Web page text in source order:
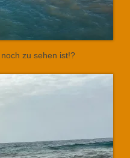
zu sehen ist!?